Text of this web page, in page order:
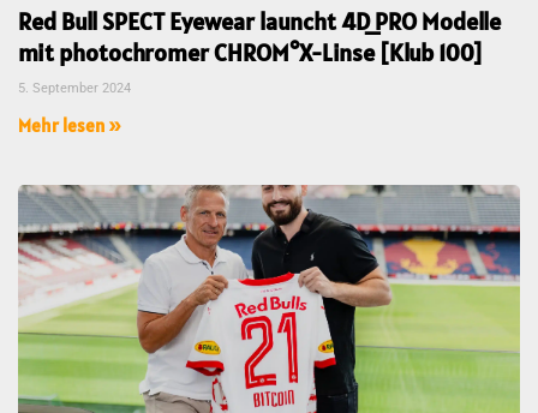
Red Bull SPECT Eyewear launcht 4D_PRO Modelle
mit photochromer CHROM°X-Linse [Klub 100]
5. September 2024
Mehr lesen »